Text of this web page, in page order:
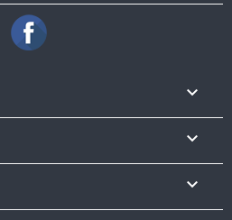


